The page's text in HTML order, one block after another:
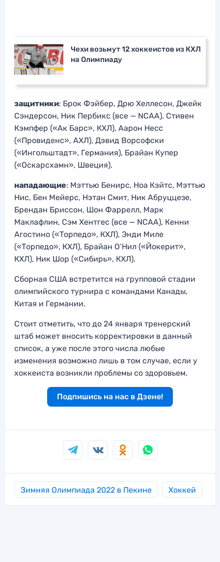
Чехи возьмут 12 хоккеистов из КХЛ
на Олимпиаду
защитники: Брок Фэйбер, Дрю Хеллесон, Джейк
Сэндерсон, Ник Пербикс (все — NCAA), Стивен
Кэмпфер («Ак Барс», КХЛ), Аарон Несс
(«Провиденс», АХЛ), Дэвид Ворсофски
(«Ингольштадт», Германия), Брайан Купер
(«Оскарсхамн», Швеция).
нападающие: Мэттью Бенирс, Ноа Кэйтс, Мэттью
Нис, Бен Мейерс, Нэтан Смит, Ник Абруццезе,
Брендан Бриссон, Шон Фаррелл, Марк
Маклафлин, Сэм Хентгес (все — NCAA), Кенни
Агостино («Торпедо», КХЛ), Энди Миле
(«Торпедо», КХЛ), Брайан О’Нил («Йокерит»,
КХЛ), Ник Шор («Сибирь», КХЛ).
Сборная США встретится на групповой стадии
олимпийского турнира с командами Канады,
Китая и Германии.
Стоит отметить, что до 24 января тренерский
штаб может вносить корректировки в данный
список, а уже после этого числа любые
изменения возможно лишь в том случае, если у
хоккеиста возникли проблемы со здоровьем.
Подпишись на нас в Дзене!
Зимняя Олимпиада 2022 в Пекине Хоккей